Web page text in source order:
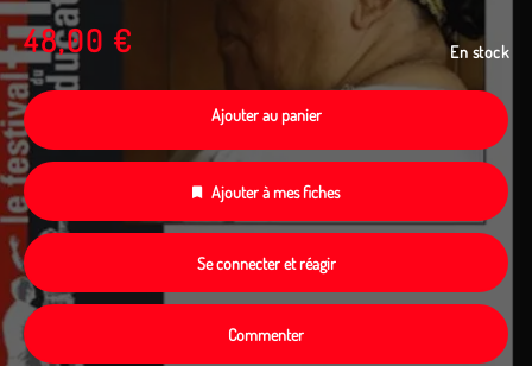
48,00 € En stock
Ajouter au panier
Ajouter à mes fiches
Se connecter et réagir
Commenter